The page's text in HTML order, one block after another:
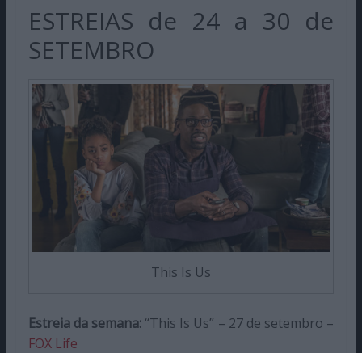
ESTREIAS de 24 a 30 de
SETEMBRO
This Is Us
Estreia da semana:“This Is Us” – 27 de setembro –
FOX Life